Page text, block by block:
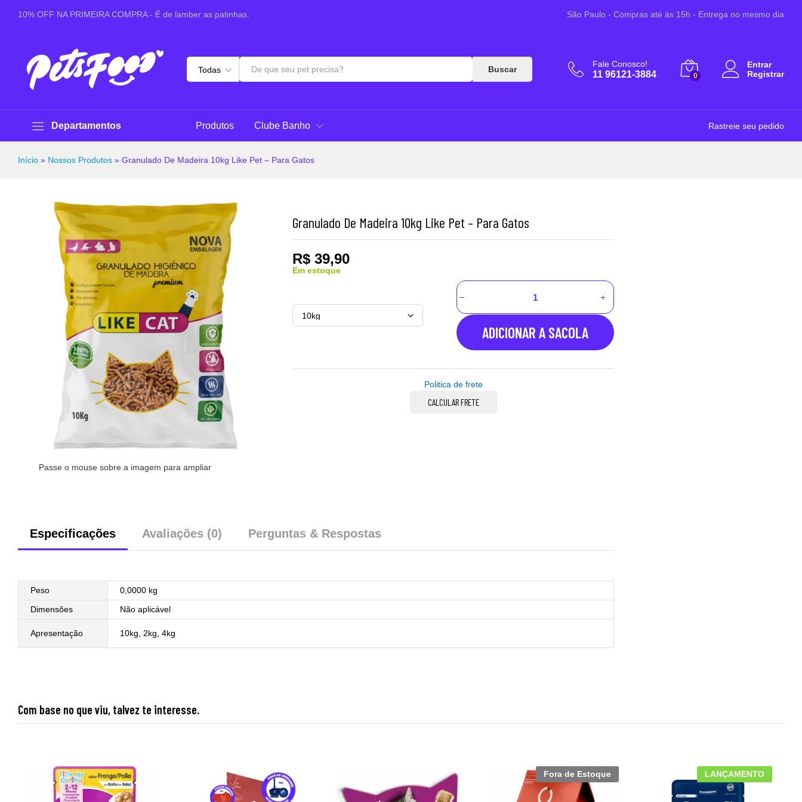
10% OFF NA PRIMEIRA COMPRA - É de lamber as patinhas. São Paulo - Compras até ás 15h - Entrega no mesmo dia
Todas Buscar
Fale Conosco!
11 96121-3884 0
Entrar
Registrar
Departamentos Produtos Clube Banho Rastreie seu pedido
Início » Nossos Produtos » Granulado De Madeira 10kg Like Pet – Para Gatos
Passe o mouse sobre a imagem para ampliar
Granulado De Madeira 10kg Like Pet – Para Gatos
R$39,90
Em estoque
ADICIONAR A SACOLA
Politica de frete
CALCULAR FRETE
Especificações Avaliações (0) Perguntas & Respostas
Peso
0,0000 kg
Dimensões
Não aplicável
Apresentação 10kg, 2kg, 4kg
Com base no que viu, talvez te interesse.
Fora de Estoque LANÇAMENTO
Especificações Avaliações (0) Perguntas & Respostas
R$13,90 Adicionar ao Carrinho